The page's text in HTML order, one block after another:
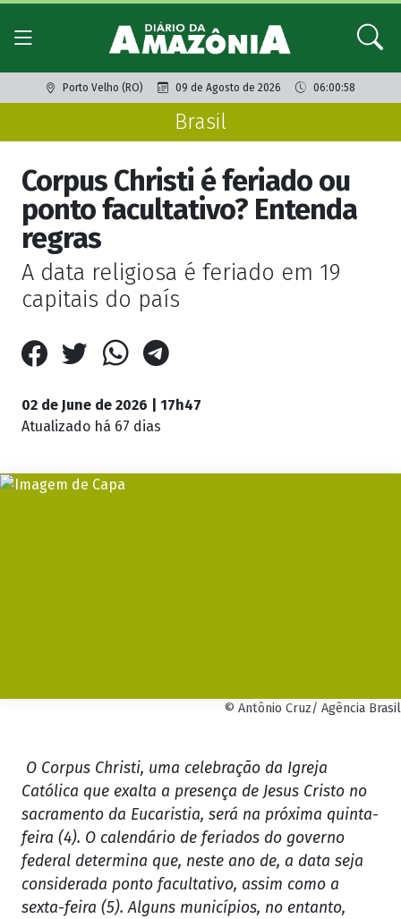
Porto Velho (RO) 09 de Agosto de 2026 06:00:58
Brasil
Corpus Christi é feriado ou
ponto facultativo? Entenda
regras
A data religiosa é feriado em 19
capitais do país
02 de June de 2026 | 17h47
Atualizado há 67 dias
© Antônio Cruz/ Agência Brasil
O Corpus Christi, uma celebração da Igreja
Católica que exalta a presença de Jesus Cristo no
sacramento da Eucaristia, será na próxima quinta-
feira (4). O calendário de feriados do governo
federal determina que, neste ano de, a data seja
considerada ponto facultativo, assim como a
sexta-feira (5). Alguns municípios, no entanto,